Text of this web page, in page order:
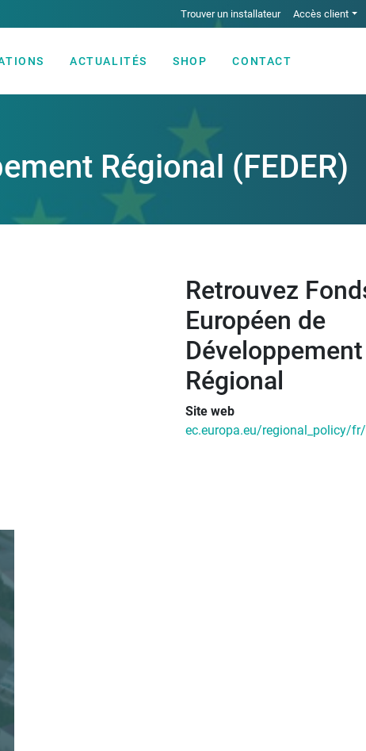
Trouver un installateur Accès client
ACTUALITÉS SHOP CONTACT
Régional (FEDER)
Retrouvez
Européen de
Développement
Régional
Site web
ec.europa.eu/regional_policy/